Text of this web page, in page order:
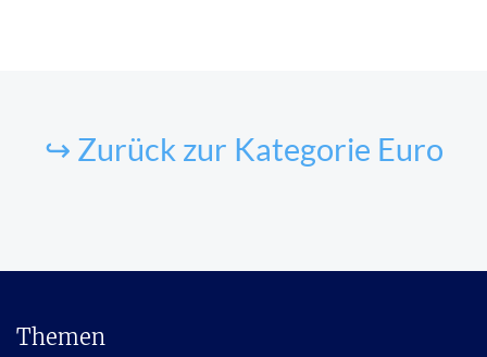
↪ Zurück zur Kategorie Euro
Themen